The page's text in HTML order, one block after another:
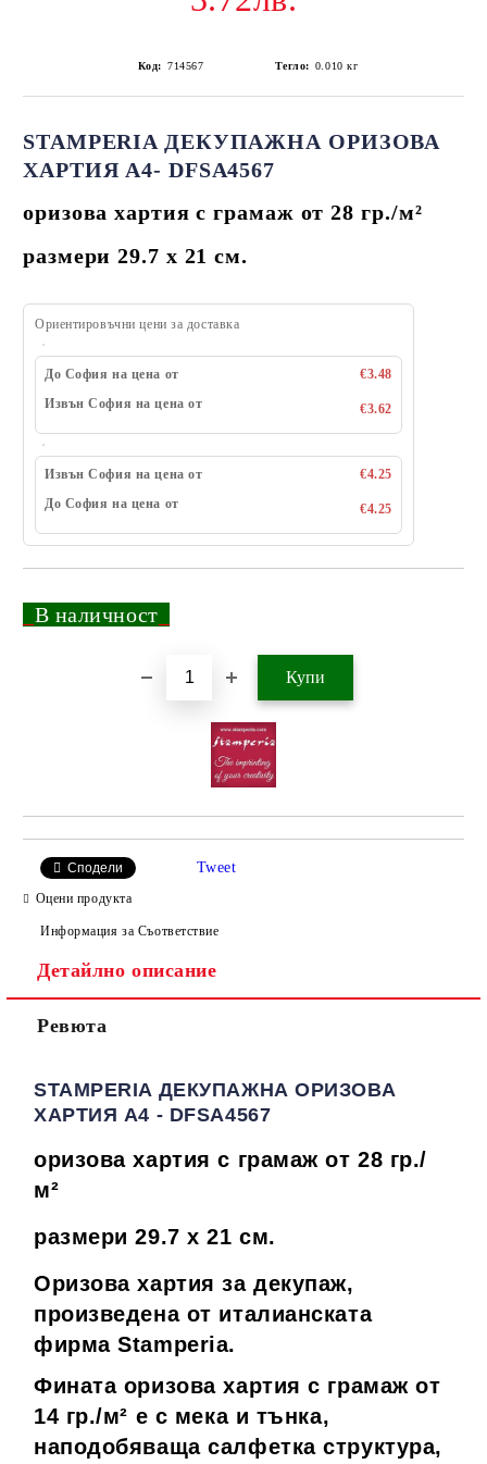
Код: 714567 Тегло: 0.010 кг
STAMPERIA ДЕКУПАЖНА ОРИЗОВА
ХАРТИЯ А4- DFSA4567
оризова хартия с грамаж от 28 гр./м²
размери 29.7 х 21 см.
Ориентировъчни цени за доставка
До София на цена от
€3.48
Извън София на цена от
€3.62
Извън София на цена от
€4.25
До София на цена от
€4.25
В наличност
Сподели Tweet
Оцени продукта
Информация за Съответствие
Детайлно описание
Ревюта
STAMPERIA ДЕКУПАЖНА ОРИЗОВА
ХАРТИЯ А4 - DFSA4567
оризова хартия с грамаж от 28 гр./
м²
размери 29.7 х 21 см.
Оризова хартия за декупаж,
произведена от италианската
фирма Stamperia.
Фината оризова хартия с грамаж от
14 гр./м² е с мека и тънка,
наподобяваща салфетка структура,